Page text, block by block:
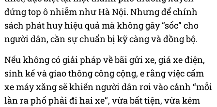
đứng top ô nhiễm như Hà Nội. Nhưng để chính
sách phát huy hiệu quả mà không gây “sốc” cho
người dân, cần sự chuẩn bị kỹ càng và đồng bộ.
Nếu không có giải pháp về bãi gửi xe, giá xe điện,
sinh kế và giao thông công cộng, e rằng việc cấm
xe máy xăng sẽ khiến người dân rơi vào cảnh “mỗi
lần ra phố phải đi hai xe”, vừa bất tiện, vừa kém